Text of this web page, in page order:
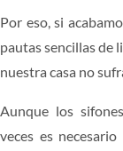
Por eso, si
pautas sencillas de
nuestra casa no
Aunque los
veces es